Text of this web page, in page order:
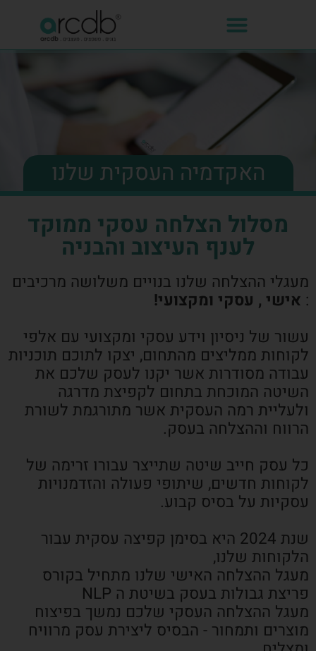
האקדמיה העסקית שלנו
מסלול הצלחה עסקי ממוקד
לענף העיצוב והבניה
מעגלי ההצלחה שלנו בנויים משלושה מרכיבים
: אישי , עסקי ומקצועי!
עשור של ניסיון וידע עסקי ומקצועי עם אלפי
לקוחות ממליצים מהתחום, יצקו לתוכם תוכניות
עבודה מסודרות אשר יקנו לעסק שלכם את
השיטה המוכחת בתחום לקפיצת מדרגה
ולעליית רמה העסקית אשר מתורגמת לשורת
הרווח וההצלחה בעסק.
כל עסק חייב שיטה שתייצר עבורו זרימה של
לקוחות חדשים, שיתופי פעולה והזדמנויות
עסקיות על בסיס קבוע.
שנת 2024 היא בסימן קפיצה עסקית עבור
הלקוחות שלנו,
מעגל ההצלחה האישי שלנו מתחיל בקורס
פריצת גבולות בעסק בשיטת ה NLP
מעגל ההצלחה העסקי שלכם נמשך בפיצוח
מוצרים ותמחור - הבסיס ליצירת עסק מרוויח